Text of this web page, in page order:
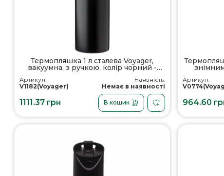
Термопляшка 1 л сталева Voyager,
вакуумна, з ручкою, колір чорний -
V1182-03
Артикул:
V1182(Voyager)
Наявність:
Немає в наявності
1111.37 грн В кошик
Артикул:
964.60